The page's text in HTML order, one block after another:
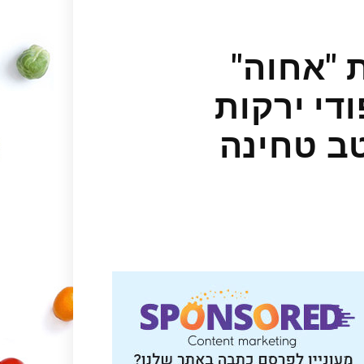
"אחוה"
ירקות
טחינה